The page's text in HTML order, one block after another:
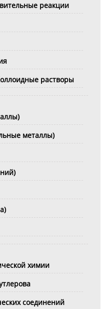
реакции
растворы
металлы)
химии
соединений